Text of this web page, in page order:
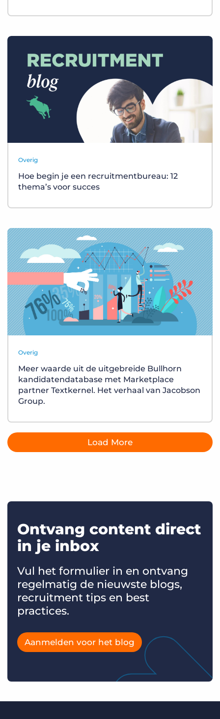
Overig
Hoe begin je een recruitmentbureau: 12
thema’s voor succes
Overig
Meer waarde uit de uitgebreide Bullhorn
kandidatendatabase met Marketplace
partner Textkernel. Het verhaal van Jacobson
Group.
Load More
Ontvang content direct
in je inbox
Vul het formulier in en ontvang
regelmatig de nieuwste blogs,
recruitment tips en best
practices.
Aanmelden voor het blog